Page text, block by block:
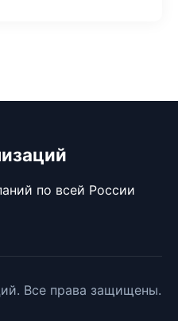
по всей России
Все права защищены.